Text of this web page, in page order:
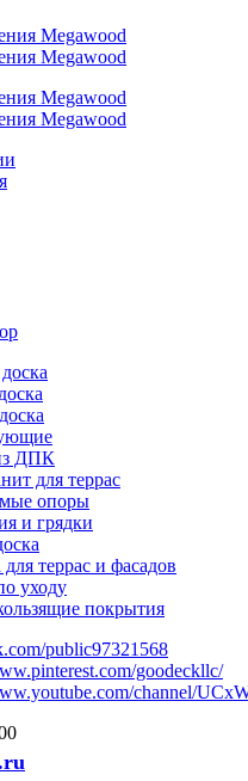
ДПК
для террас
опоры
и грядки
террас и фасадов
уходу
покрытия